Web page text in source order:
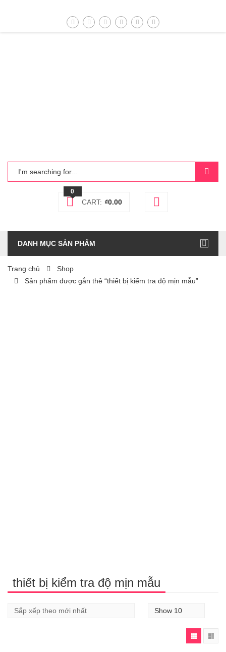
0
CART: ₫0.00
DANH MỤC SẢN PHẨM
Trang chủ
Shop
Sản phẩm được gắn thẻ “thiết bị kiểm tra độ mịn mẫu”
thiết bị kiểm tra độ mịn mẫu